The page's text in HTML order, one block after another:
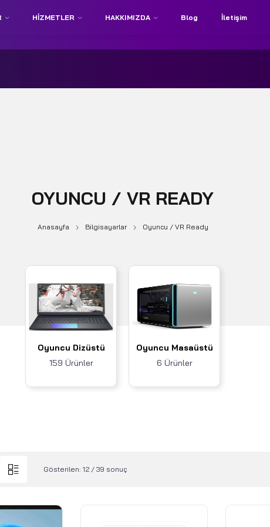
HIZMETLER HAKKIMIZDA Blog İletişim
OYUNCU / VR READY
Anasayfa Bilgisayarlar Oyuncu / VR Ready
Oyuncu Dizüstü
159 Ürünler
Oyuncu Masaüstü
6 Ürünler
Gösterilen: 12 / 39 sonuç